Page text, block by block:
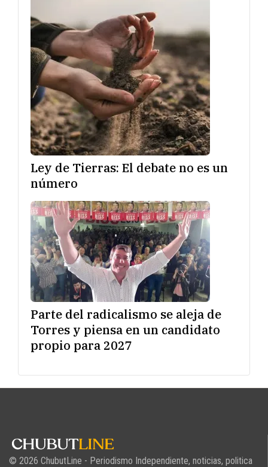
Ley de Tierras: El debate no es un
número
Parte del radicalismo se aleja de
Torres y piensa en un candidato
propio para 2027
© 2026 ChubutLine - Periodismo Independiente, noticias, politica